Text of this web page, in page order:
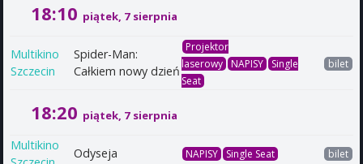
18:10 piątek, 7 sierpnia
Multikino
Szczecin
Spider-Man:
Całkiem nowy dzień
Projektor
laserowy
NAPISY
Single
Seat
bilet
18:20 piątek, 7 sierpnia
Multikino
Odyseja NAPISY Single Seat bilet